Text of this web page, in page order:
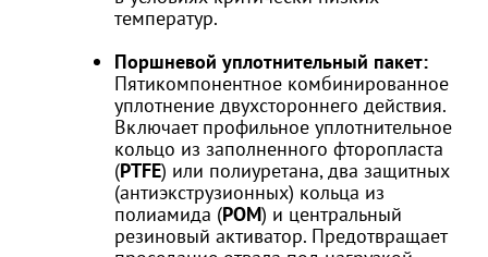
температур.
Поршневой уплотнительный пакет:
Пятикомпонентное комбинированное
уплотнение двухстороннего действия.
Включает профильное уплотнительное
кольцо из заполненного фторопласта
(PTFE) или полиуретана, два защитных
(антиэкструзионных) кольца из
полиамида (POM) и центральный
резиновый активатор. Предотвращает